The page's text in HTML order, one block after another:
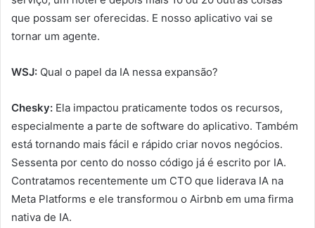
que possam ser oferecidas. E nosso aplicativo vai se
tornar um agente.
WSJ: Qual o papel da IA nessa expansão?
Chesky: Ela impactou praticamente todos os recursos,
especialmente a parte de software do aplicativo. Também
está tornando mais fácil e rápido criar novos negócios.
Sessenta por cento do nosso código já é escrito por IA.
Contratamos recentemente um CTO que liderava IA na
Meta Platforms e ele transformou o Airbnb em uma firma
nativa de IA.